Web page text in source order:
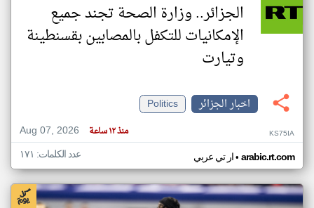
الجزائر.. وزارة الصحة تجند جميع
الإمكانيات للتكفل بالمصابين بقسنطينة
وتيارت
اخبار الجزائر
Politics
Aug 07, 2026
منذ ١٢ ساعة KS75IA
ار تي عربي• arabic.rt.com عدد الكلمات: ١٧١